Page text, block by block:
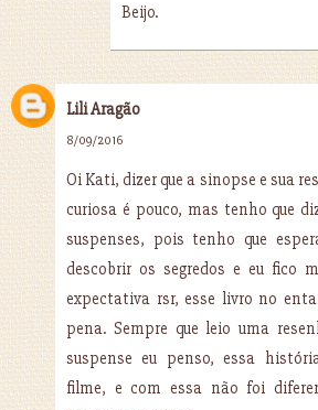
Beijo.
Lili Aragão
8/09/2016
Oi Kati, dizer que a sinopse e sua
curiosa é pouco, mas tenho que
suspenses, pois tenho que
descobrir os segredos e eu fico
expectativa rsr, esse livro no
pena. Sempre que leio uma
suspense eu penso, essa
filme, e com essa não foi